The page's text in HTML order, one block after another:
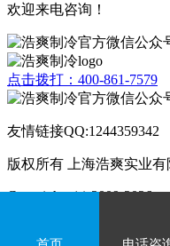
欢迎来电咨询！
点击拨打：400-861-7579
友情链接QQ:1244359342
版权所有 上海浩爽实业有
Copyrights (c) 2009-2026